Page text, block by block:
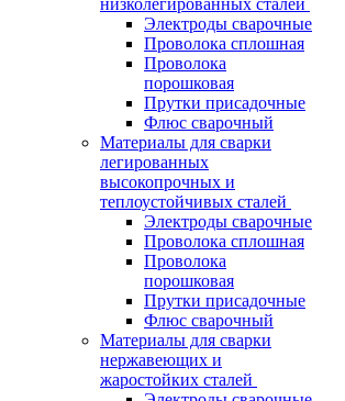
низколегированных сталей
Электроды сварочные
Проволока сплошная
Проволока
порошковая
Прутки присадочные
Флюс сварочный
Материалы для сварки
легированных
высокопрочных и
теплоустойчивых сталей
Электроды сварочные
Проволока сплошная
Проволока
порошковая
Прутки присадочные
Флюс сварочный
Материалы для сварки
нержавеющих и
жаростойких сталей